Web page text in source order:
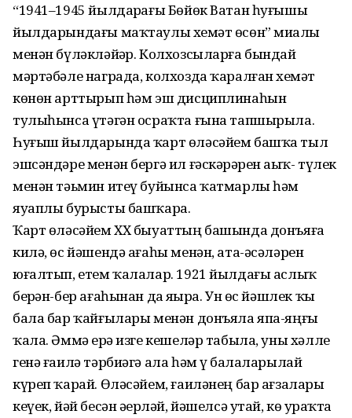
“1941–1945 йылдарҙағы Бөйөк Ватан һуғышы
йылдарындағы маҡтаулы хеҙмәт өсөн” миҙалы
менән бүләкләйҙәр. Колхозсыларға бындай
мәртәбәле награда, колхозда ҡаралған хеҙмәт
көнөн арттырып һәм эш дисциплинаһын
тулыһынса үтәгән осраҡта ғына тапшырыла.
Һуғыш йылдарында ҡарт өләсәйем башҡа тыл
эшсәндәре менән бергә ил ғәскәрҙәрен аҙыҡ- түлек
менән тәьмин итеү буйынса ҡатмарлы һәм
яуаплы бурысты башҡара.
Ҡарт өләсәйем ХХ быуаттың башында донъяға
килә, өс йәшендә ағаһы менән, ата-әсәләрен
юғалтып, етем ҡалалар. 1921 йылдағы аслыҡ
берҙән-бер ағаһынан да яҙҙыра. Ун өс йәшлек ҡыҙ
бала бар ҡайғылары менән донъяла япа-яңғыҙ
ҡала. Әммә ерҙә изге кешеләр табыла, уны хәлле
генә ғаилә тәрбиәгә ала һәм үҙ балаларылай
күреп ҡарай. Өләсәйем, ғаиләнең бар ағзалары
кеүек, йәй бесән әҙерләй, йәшелсә утай, көҙ ураҡта